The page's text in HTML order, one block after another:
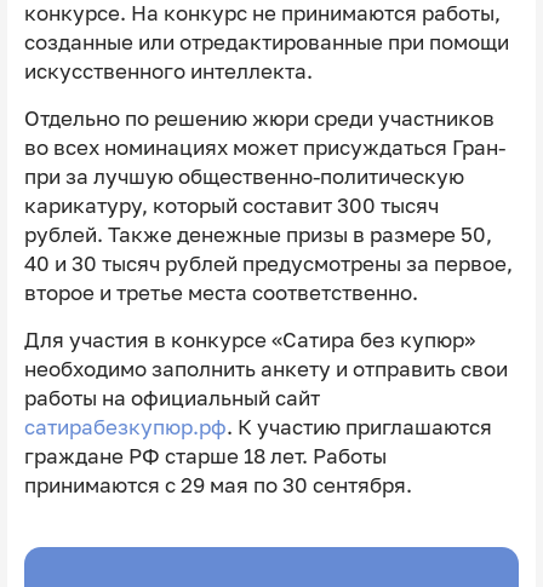
конкурсе. На конкурс не принимаются работы,
созданные или отредактированные при помощи
искусственного интеллекта.
Отдельно по решению жюри среди участников
во всех номинациях может присуждаться Гран-
при за лучшую общественно-политическую
карикатуру, который составит 300 тысяч
рублей. Также денежные призы в размере 50,
40 и 30 тысяч рублей предусмотрены за первое,
второе и третье места соответственно.
Для участия в конкурсе «Сатира без купюр»
необходимо заполнить анкету и отправить свои
работы на официальный сайт
сатирабезкупюр.рф. К участию приглашаются
граждане РФ старше 18 лет. Работы
принимаются с 29 мая по 30 сентября.